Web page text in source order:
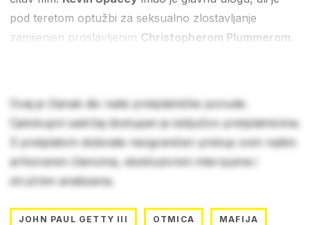
pod teretom optužbi za seksualno zlostavljanje
zamijenjen proslavljenim Christopherom Plummerom.
Ovaj je članak dio naše pretplatničke ponude.
Cjelokupni sadržaj dostupan je isključivo pretplatnicima.
S pretplatom dobivate neograničen pristup svim našim
arhiviranim člancima, ekskluzivnim intervjuima i
stručnim analizama.
JOHN PAUL GETTY III OTMICA MAFIJA